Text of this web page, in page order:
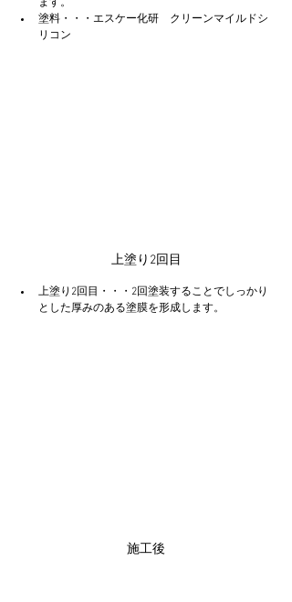
ます。
塗料・・・エスケー化研　クリーンマイルドシ
リコン
上塗り2回目
上塗り2回目・・・2回塗装することでしっかり
とした厚みのある塗膜を形成します。
施工後